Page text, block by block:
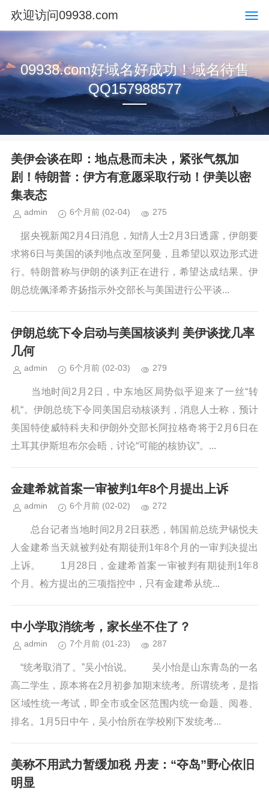
欢迎访问09938.com
09938.com好域名好成功！域名待售
QQ157988577
美伊会谈在即：地点悬而未决，紧张气氛加
剧！特朗普：伊方有意愿采取行动！伊美以密
集表态
admin 6个月前 (02-04) 275
据央视新闻2月4日消息，知情人士2月3日透露，伊朗要
求将6日与美国的谈判地点改至阿曼，且希望以双边形式进
行。特朗普称与伊朗的谈判正在进行，希望达成结果。伊
朗总统佩泽希齐扬指示外交部长与美国进行公平谈...
伊朗总统下令启动与美国核谈判 美伊谈拢几率
几何
admin 6个月前 (02-03) 279
当地时间2月2日，中东地区局势似乎迎来了一丝“转
机“。伊朗总统下令同美国启动核谈判，消息人士称，预计
美国特使威特科夫和伊朗外交部长阿拉格奇将于2月6日在
土耳其伊斯坦布尔会晤，讨论“可能的核协议”。...
金建希就首案一审被判1年8个月提出上诉
admin 6个月前 (02-02) 272
总台记者当地时间2月2日获悉，韩国前总统尹锡悦夫
人金建希当天就被判处有期徒刑1年8个月的一审判决提出
上诉。 1月28日，金建希首案一审被判有期徒刑1年8
个月。检方提出的三项指控中，只有金建希从统...
中小学取消统考，家长坐不住了？
admin 7个月前 (01-23) 287
“统考取消了。”吴小怡说。 吴小怡是山东青岛的一名
高二学生，原本将在2月初参加期末统考。所谓统考，是指
区域性统一考试，即全市或全区范围内统一命题、阅卷、
排名。1月5日中午，吴小怡所在学校刚下发统考...
美称不用武力暂缓加税 丹麦：“夺岛”野心依旧
明显